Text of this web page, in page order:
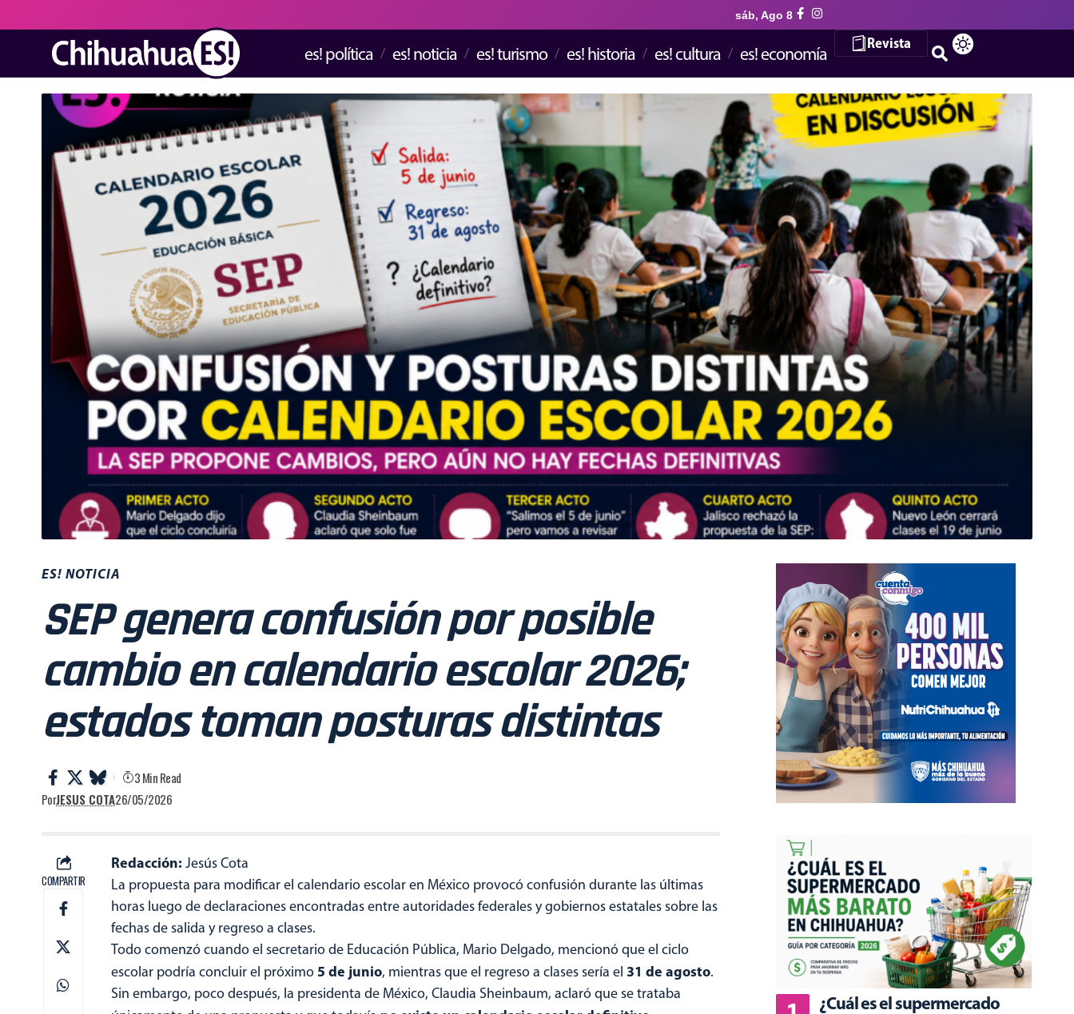
sáb, Ago 8
es! política es! noticia es! turismo es! historia es! cultura es! economía Revista
ES! NOTICIA
SEP genera confusión por posible
cambio en calendario escolar 2026;
estados toman posturas distintas
PorJESUS COTA26/05/2026
3 Min Read
COMPARTIR
Redacción: Jesús Cota
La propuesta para modificar el calendario escolar en México provocó confusión durante las últimas
horas luego de declaraciones encontradas entre autoridades federales y gobiernos estatales sobre las
fechas de salida y regreso a clases.
Todo comenzó cuando el secretario de Educación Pública, Mario Delgado, mencionó que el ciclo
escolar podría concluir el próximo 5 de junio, mientras que el regreso a clases sería el 31 de agosto.
Sin embargo, poco después, la presidenta de México, Claudia Sheinbaum, aclaró que se trataba
¿Cuál es el supermercado